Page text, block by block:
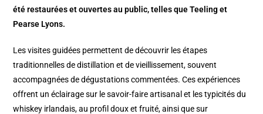
été restaurées et ouvertes au public, telles que Teeling et
Pearse Lyons.
Les visites guidées permettent de découvrir les étapes
traditionnelles de distillation et de vieillissement, souvent
accompagnées de dégustations commentées. Ces expériences
offrent un éclairage sur le savoir-faire artisanal et les typicités du
whiskey irlandais, au profil doux et fruité, ainsi que sur